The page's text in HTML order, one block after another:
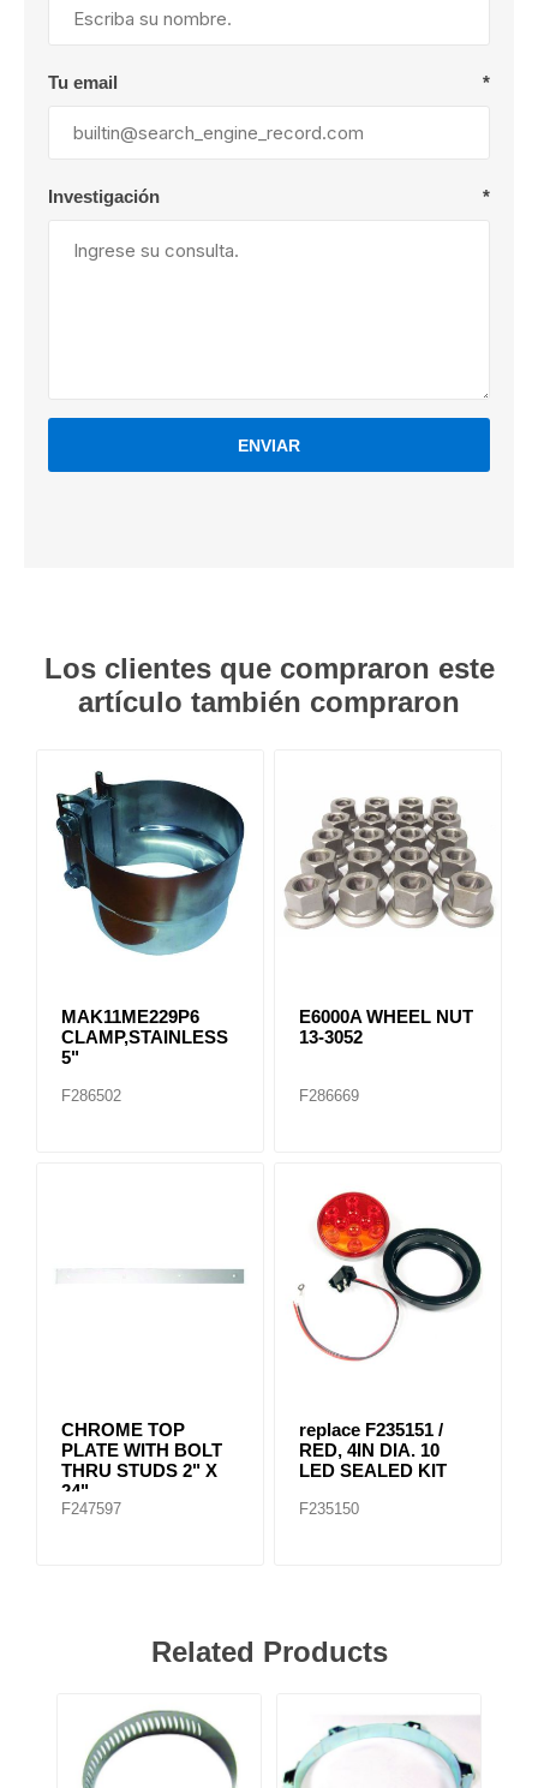
Tu email *
Investigación *
ENVIAR
Los clientes que compraron este
artículo también compraron
MAK11ME229P6
CLAMP,STAINLESS
5"
F286502
E6000A WHEEL NUT
13-3052
F286669
CHROME TOP
PLATE WITH BOLT
THRU STUDS 2" X
24"
F247597
replace F235151 /
RED, 4IN DIA. 10
LED SEALED KIT
F235150
Related Products